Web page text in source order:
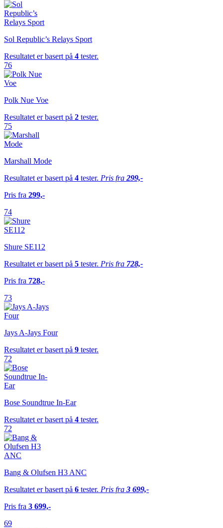
Sol Republic’s Relays Sport
Resultatet er basert på 4 tester.
76
Polk Nue Voe
Resultatet er basert på 2 tester.
75
Marshall Mode
Resultatet er basert på 4 tester. Pris fra 299,-
Pris fra 299,-
74
Shure SE112
Resultatet er basert på 5 tester. Pris fra 728,-
Pris fra 728,-
73
Jays A-Jays Four
Resultatet er basert på 9 tester.
72
Bose Soundtrue In-Ear
Resultatet er basert på 4 tester.
72
Bang & Olufsen H3 ANC
Resultatet er basert på 6 tester. Pris fra 3 699,-
Pris fra 3 699,-
69